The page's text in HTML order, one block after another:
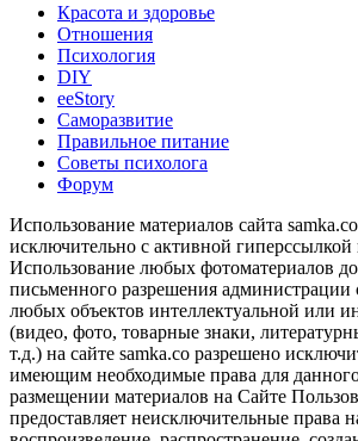
Красота и здоровье
Отношения
Психология
DIY
ееStory
Саморазвитие
Правильное питание
Советы психолога
Форум
Использование материалов сайта
исключительно с активной
Использование любых фотоматериалов
письменного разрешения администрации
любых объектов интеллектуальной или
(видео, фото, товарные знаки,
т.д.) на сайте samka.co разрешено
имеющим необходимые права для
размещении материалов на Сайте
предоставляет неисключительные права